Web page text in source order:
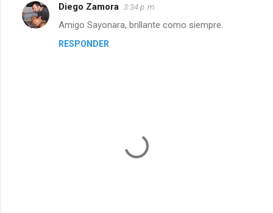
a
Diego Zamora 3:34 p. m.
Amigo Sayonara, brillante como siempre.
RESPONDER